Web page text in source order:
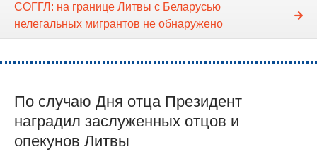
СОГГЛ: на границе Литвы с Беларусью
нелегальных мигрантов не обнаружено
По случаю Дня отца Президент
наградил заслуженных отцов и
опекунов Литвы